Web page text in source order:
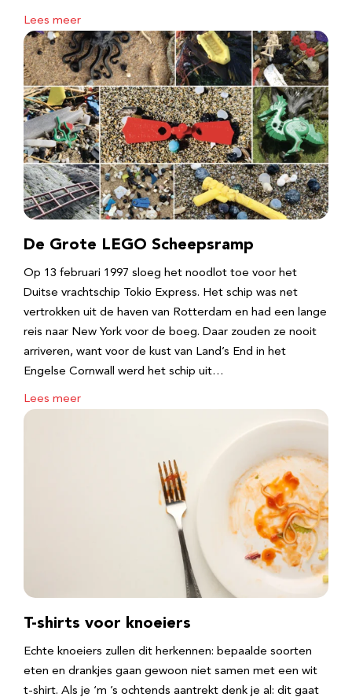
Lees meer
De Grote LEGO Scheepsramp
Op 13 februari 1997 sloeg het noodlot toe voor het
Duitse vrachtschip Tokio Express. Het schip was net
vertrokken uit de haven van Rotterdam en had een lange
reis naar New York voor de boeg. Daar zouden ze nooit
arriveren, want voor de kust van Land’s End in het
Engelse Cornwall werd het schip uit…
Lees meer
T-shirts voor knoeiers
Echte knoeiers zullen dit herkennen: bepaalde soorten
eten en drankjes gaan gewoon niet samen met een wit
t-shirt. Als je ‘m ’s ochtends aantrekt denk je al: dit gaat